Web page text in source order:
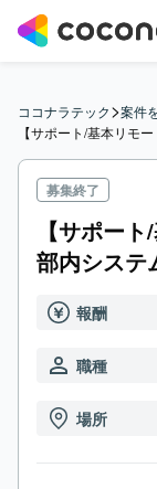
ココナラテック>案件
【サポート/基本リモ
募集終了
【サポー
部内システ
報酬
職種
場所